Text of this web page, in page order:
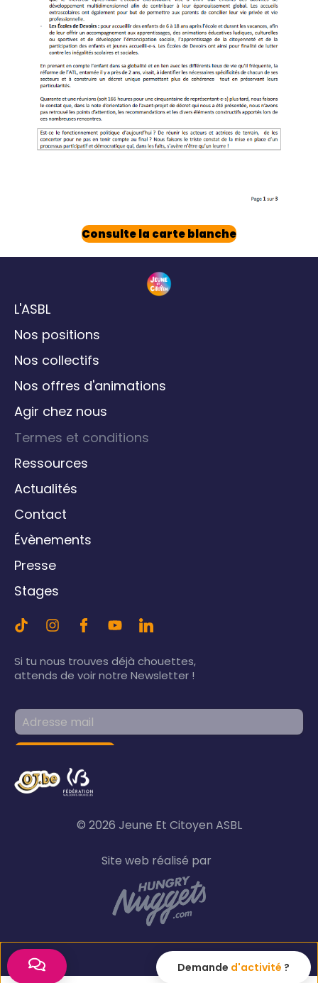
Consulte la carte blanche
L'ASBL
Nos positions
Nos collectifs
Nos offres d'animations
Agir chez nous
Termes et conditions
Ressources
Actualités
Contact
Évènements
Presse
Stages
Si tu nous trouves déjà chouettes,
attends de voir notre Newsletter !
© 2026 Jeune Et Citoyen ASBL
Site web réalisé par
Demande d'activité ?